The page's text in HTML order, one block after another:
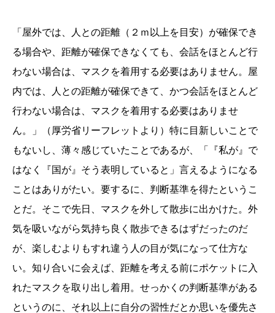
「屋外では、人との距離（２ｍ以上を目安）が確保でき
る場合や、距離が確保できなくても、会話をほとんど行
わない場合は、マスクを着用する必要はありません。屋
内では、人との距離が確保できて、かつ会話をほとんど
行わない場合は、マスクを着用する必要はありませ
ん。」（厚労省リーフレットより）特に目新しいことで
もないし、薄々感じていたことであるが、「『私が』で
はなく『国が』そう表明していると」言えるようになる
ことはありがたい。要するに、判断基準を得たというこ
とだ。そこで先日、マスクを外して散歩に出かけた。外
気を吸いながら気持ち良く散歩できるはずだったのだ
が、楽しむよりもすれ違う人の目が気になって仕方な
い。知り合いに会えば、距離を考える前にポケットに入
れたマスクを取り出し着用。せっかくの判断基準がある
というのに、それ以上に自分の習性だとか思いを優先さ